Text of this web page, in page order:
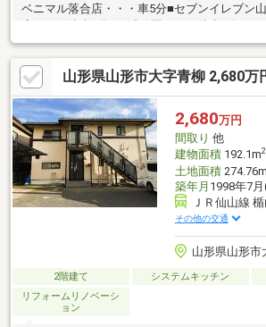
ベニマル落合店・・・車5分■セブンイレブン
山形県山形市大字青柳 2,680万
2,680万円
間取り 他
建物面積192.1m2
土地面積274.76m
築年月 1998年7
ＪＲ仙山線
その他の交通
山形県山形市
2階建て システムキッチン
リフォームリノベーシ
ョン